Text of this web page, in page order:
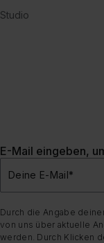
Studio
E-Mail eingeben,
Deine E-Mail*
Durch die Angabe
von uns über aktuelle
werden. Durch Klicken